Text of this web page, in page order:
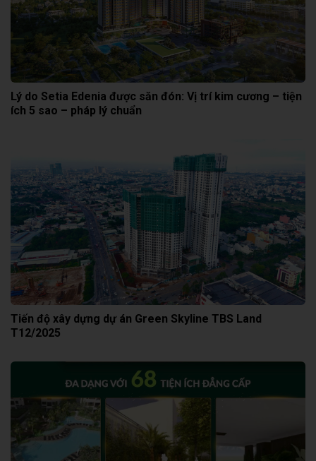
Lý do Setia Edenia được săn đón: Vị trí kim cương – tiện
ích 5 sao – pháp lý chuẩn
Tiến độ xây dựng dự án Green Skyline TBS Land
T12/2025